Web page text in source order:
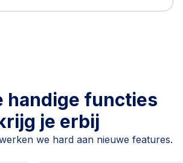
handige functies
je erbij
we hard aan nieuwe features.